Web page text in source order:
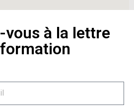
vous à la lettre